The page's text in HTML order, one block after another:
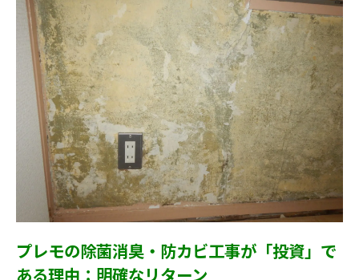
プレモの除菌消臭・防カビ工事が「投資」で
ある理由：明確なリターン